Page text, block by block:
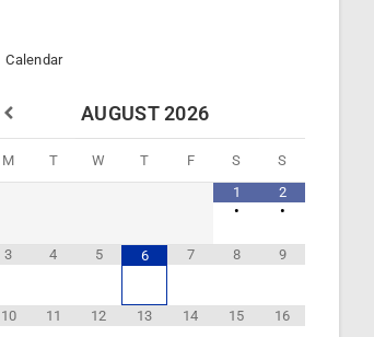
Calendar
AUGUST 2026
M T W T F S
S
1
•
2
•
3 4 5 6 7 8 9
10 11 12 13 14 15 16